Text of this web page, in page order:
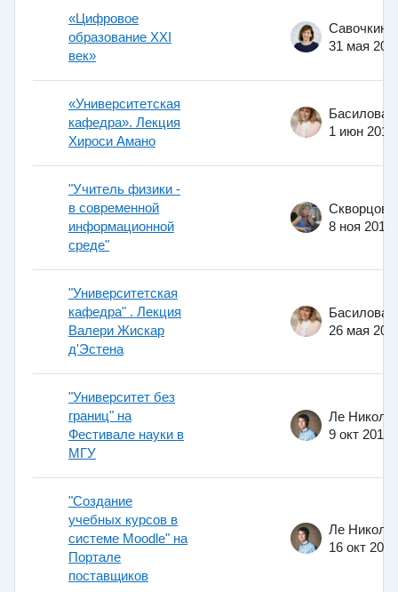
«Цифровое
образование XXI
век»
31 мая
«Университетская
кафедра». Лекция
Хироси Амано
1 июн 2015
"Учитель физики -
в современной
информационной
среде"
8 ноя 2010
"Университетская
кафедра" . Лекция
Валери Жискар
д'Эстена
26 мая
"Университет без
границ" на
Фестивале науки в
МГУ
9 окт 2014
"Создание
учебных курсов в
системе Moodle" на
Портале
поставщиков
16 окт 2014